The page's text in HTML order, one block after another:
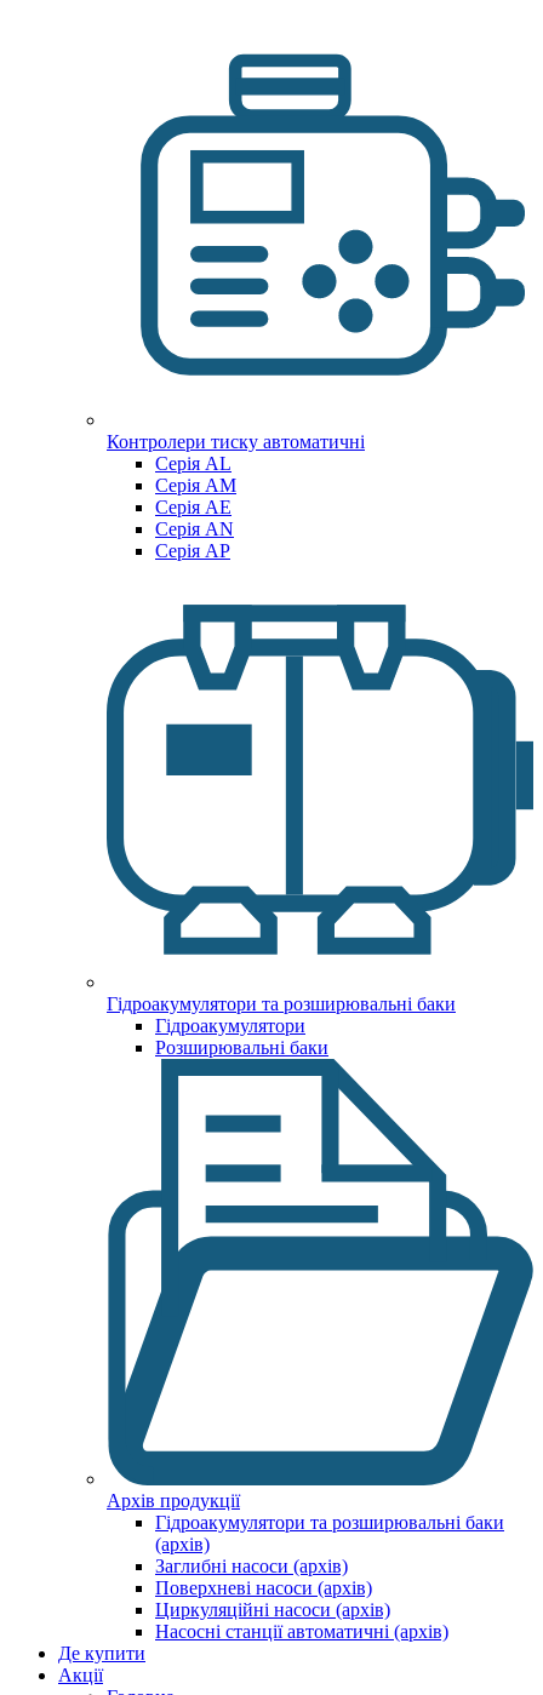
Контролери тиску автоматичні
Cерія AL
Cерія AM
Серія AE
Серія AN
Серія AP
Гідроакумулятори та розширювальні баки
Гідроакумулятори
Розширювальні баки
Архів продукції
Гідроакумулятори та розширювальні баки
(архів)
Заглибні насоси (архів)
Поверхневі насоси (архів)
Циркуляційні насоси (архів)
Насосні станції автоматичні (архів)
Де купити
Акції